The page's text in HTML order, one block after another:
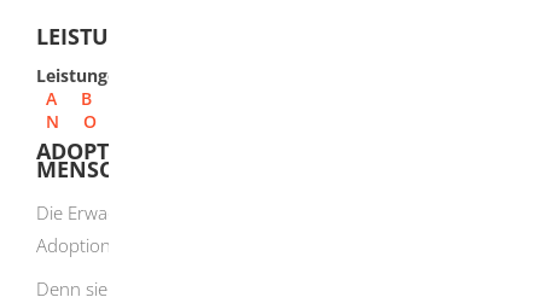
LEISTUNGEN VON A-Z
Leistungen
A
B
N
O
ADOPTION EINES ERWACHSENEN
MENSCHEN BEANTRAGEN
Die Erwachsenenadoption ist in den meisten Fällen als
Adoption mit schwachen Wirkungen vorgesehen.
Denn sie führt in der Regel weder zu einer vollständigen